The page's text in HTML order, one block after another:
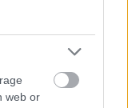
web or
a Klárika 100
Könyvtár